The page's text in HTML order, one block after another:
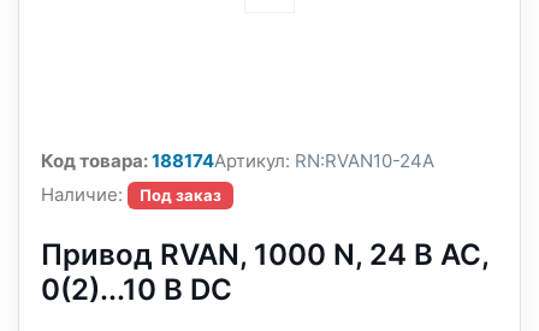
Код товара:188174Артикул: RN:RVAN10-24A
Наличие:
Под заказ
Привод RVAN, 1000 N, 24 В AC,
0(2)...10 В DC